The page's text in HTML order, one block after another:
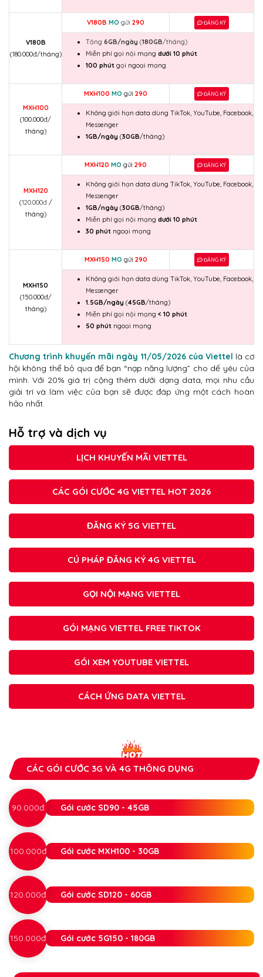
V180B
(180.000đ/tháng)
V180B MO gửi 290 ĐĂNG KÝ
Tặng 6GB/ngày (180GB/tháng)
Miễn phí gọi nội mạng dưới 10 phút
100 phút gọi ngoại mạng
MXH100
(100.000đ/
tháng)
MXH100 MO gửi 290 ĐĂNG KÝ
Không giới hạn data dùng TikTok, YouTube, Facebook,
Messenger
1GB/ngày (30GB/tháng)
MXH120
(120.000đ/
tháng)
MXH120 MO gửi 290 ĐĂNG KÝ
Không giới hạn data dùng TikTok, YouTube, Facebook,
Messenger
1GB/ngày (30GB/tháng)
Miễn phí gọi nội mạng dưới 10 phút
30 phút ngoại mạng
MXH150
(150.000đ/
tháng)
MXH150 MO gửi 290 ĐĂNG KÝ
Không giới hạn data dùng TikTok, YouTube, Facebook,
Messenger
1.5GB/ngày (45GB/tháng)
Miễn phí gọi nội mạng < 10 phút
50 phút ngoại mạng
Chương trình khuyến mãi ngày 11/05/2026 của Viettel là cơ
hội không thể bỏ qua để bạn “nạp năng lượng” cho dế yêu của
mình. Với 20% giá trị cộng thêm dưới dạng data, mọi nhu cầu
giải trí và làm việc của bạn sẽ được đáp ứng một cách hoàn
hảo nhất.
Hỗ trợ và dịch vụ
LỊCH KHUYẾN MÃI VIETTEL
CÁC GÓI CƯỚC 4G VIETTEL HOT 2026
ĐĂNG KÝ 5G VIETTEL
CÚ PHÁP ĐĂNG KÝ 4G VIETTEL
GỌI NỘI MẠNG VIETTEL
GÓI MẠNG VIETTEL FREE TIKTOK
GÓI XEM YOUTUBE VIETTEL
CÁCH ỨNG DATA VIETTEL
CÁC GÓI CƯỚC 3G VÀ 4G THÔNG DỤNG
90.000đ Gói cước SD90 - 45GB
100.000đ Gói cước MXH100 - 30GB
120.000đ Gói cước SD120 - 60GB
150.000đ Gói cước 5G150 - 180GB